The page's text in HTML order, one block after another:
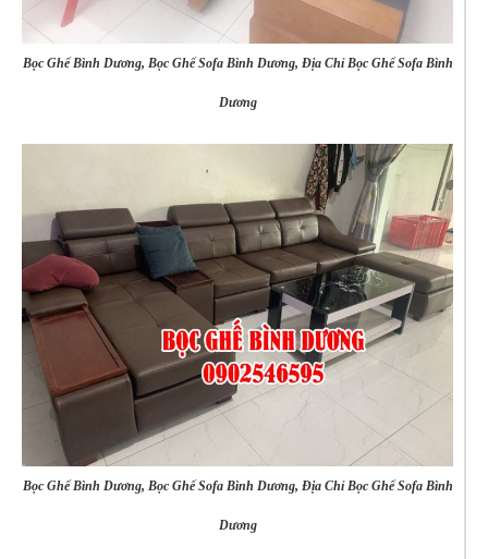
Bọc Ghế Bình Dương, Bọc Ghế Sofa Bình Dương, Địa Chỉ Bọc Ghế Sofa Bình
Dương
Bọc Ghế Bình Dương, Bọc Ghế Sofa Bình Dương, Địa Chỉ Bọc Ghế Sofa Bình
Dương